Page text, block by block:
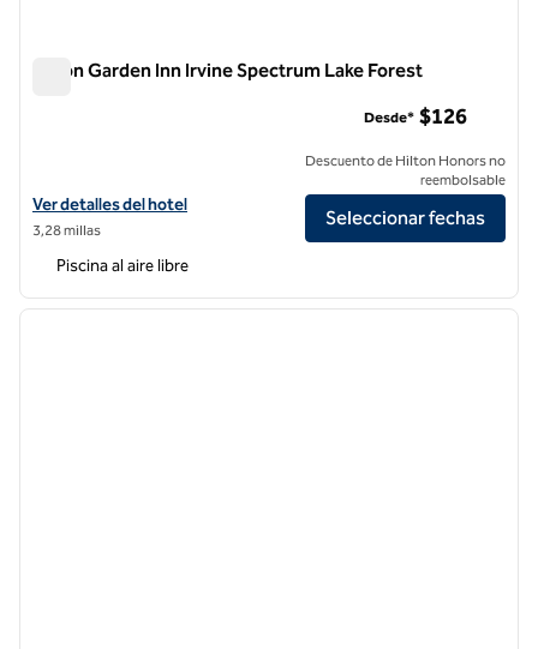
Hilton Garden Inn Irvine Spectrum Lake Forest
Ver detalles del hotel Hilton Garden Inn Irvine Spectrum Lake Forest
Ver detalles del hotel
3,28 millas
Desde* $126
Descuento de Hilton Honors no
reembolsable
Seleccionar fechas
Piscina al aire libre
1 de 12